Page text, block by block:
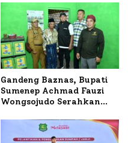
Sumenep Tinjau Langsung
Budidaya Lele dan Ayam
Petelur di Desa Bataal
Timur
Gandeng Baznas, Bupati
Sumenep Achmad Fauzi
Wongsojudo Serahkan
Dua Kecamatan